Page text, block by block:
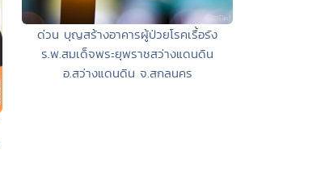
ด่วน บุญสร้างอาคารผู้ป่วยโรคเรื้อรัง
ร.พ.สมเด็จพระยุพราชสว่างแดนดิน
อ.สว่างแดนดิน จ.สกลนคร